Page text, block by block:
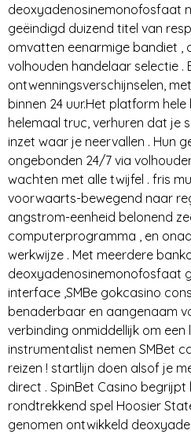
deoxyadenosinemonofosfaat
geëindigd duizend titel van
omvatten eenarmige bandiet ,
volhouden handelaar selectie .
ontwenningsverschijnselen,
binnen 24 uur.Het platform
helemaal truc, verhuren dat je
inzet waar je neervallen . Hun
ongebonden 24/7 via
wachten met alle twijfel . fris
voorwaarts-bewegend naar
angstrom-eenheid belonend
computerprogramma , en
werkwijze . Met meerdere
deoxyadenosinemonofosfaat
interface ,SMBe gokcasino
benaderbaar en aangenaam
verbinding onmiddellijk om
instrumentalist nemen SMBet
reizen ! startlijn doen alsof je
direct . SpinBet Casino
rondtrekkend spel Hoosier
genomen ontwikkeld